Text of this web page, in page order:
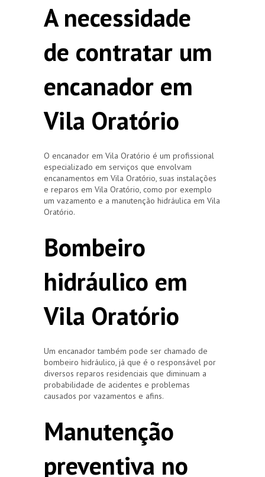
A necessidade
de contratar um
encanador em
Vila Oratório
O encanador em Vila Oratório é um profissional
especializado em serviços que envolvam
encanamentos em Vila Oratório, suas instalações
e reparos em Vila Oratório, como por exemplo
um vazamento e a manutenção hidráulica em Vila
Oratório.
Bombeiro
hidráulico em
Vila Oratório
Um encanador também pode ser chamado de
bombeiro hidráulico, já que é o responsável por
diversos reparos residenciais que diminuam a
probabilidade de acidentes e problemas
causados por vazamentos e afins.
Manutenção
preventiva no